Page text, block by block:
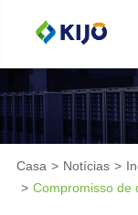
Casa Notícias
Compromisso de